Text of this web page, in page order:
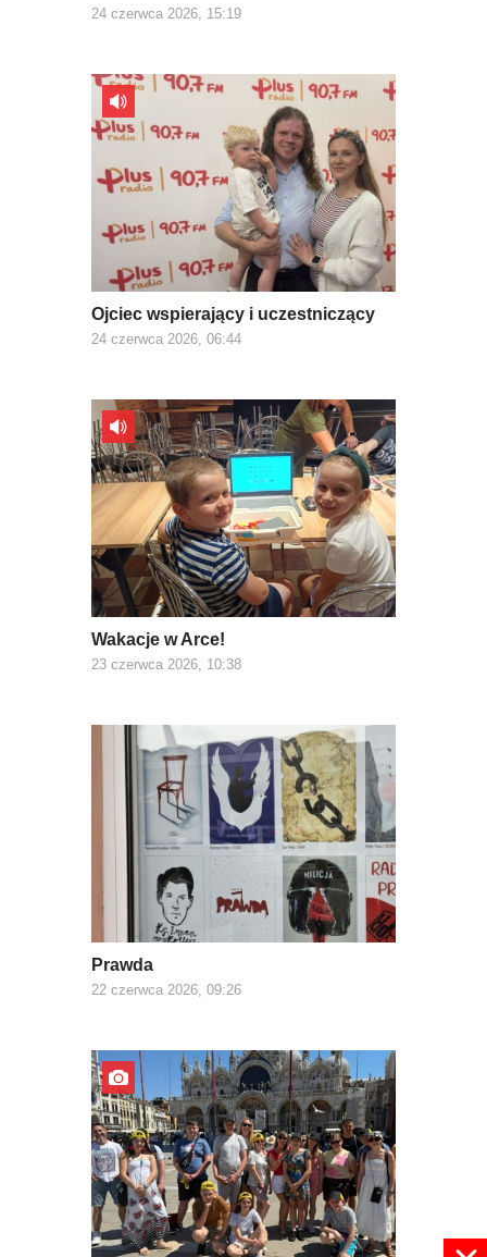
24 czerwca 2026, 15:19
Ojciec wspierający i uczestniczący
24 czerwca 2026, 06:44
Wakacje w Arce!
23 czerwca 2026, 10:38
Prawda
22 czerwca 2026, 09:26